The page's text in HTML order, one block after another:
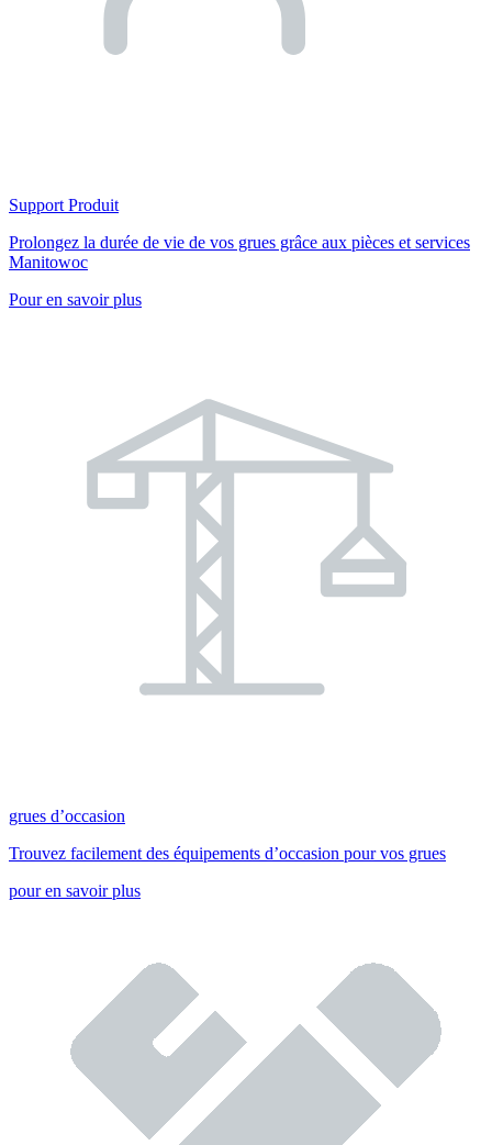
Support Produit
Prolongez la durée de vie de vos grues grâce aux pièces et services
Manitowoc
Pour en savoir plus
grues d’occasion
Trouvez facilement des équipements d’occasion pour vos grues
pour en savoir plus